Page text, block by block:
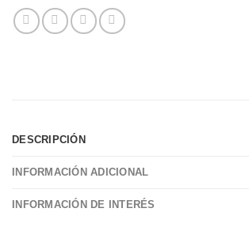
DESCRIPCIÓN
INFORMACIÓN ADICIONAL
INFORMACIÓN DE INTERÉS